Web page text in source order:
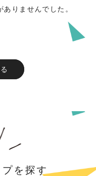
りませんでした。
を探す